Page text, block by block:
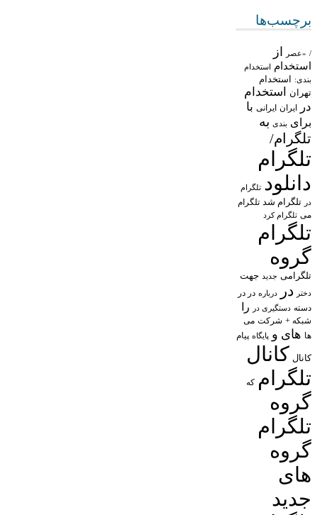
برچسب‌ها
/ «عصر از
استخدام استخدام
بندی: استخدام
تهران
استخدام
در
ایران ایرانی با
برای بندی به
تلگرام/
تلگرام
دانلود تلگرام
در تلگرام شد تلگرام
می تلگرام کرد
تلگرام
گروه
تلگرامی جدید جهت
دختر در درباره در در
دسته دستگیری در را
شبکه + شرکت می
ها های و پایگاه پیام
کانال کانال
تلگرام که
گروه
تلگرام
گروه
های
جدید